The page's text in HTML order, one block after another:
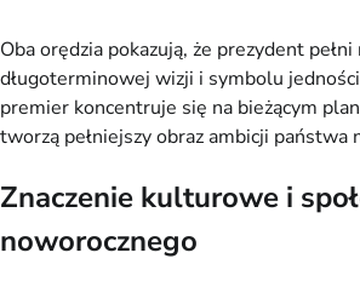
Oba orędzia pokazują, że prezydent
długoterminowej wizji i symbolu
premier koncentruje się na bieżącym
tworzą pełniejszy obraz ambicji państwa
Znaczenie kulturowe i
noworocznego